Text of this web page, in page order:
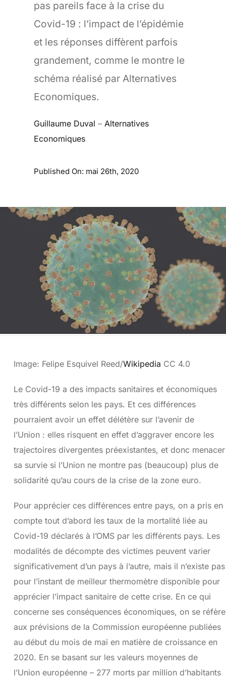
pas pareils face à la crise du
Covid-19 : l’impact de l’épidémie
et les réponses diffèrent parfois
grandement, comme le montre le
schéma réalisé par Alternatives
Economiques.
Guillaume Duval – Alternatives
Economiques
Published On: mai 26th, 2020
Image: Felipe Esquivel Reed/Wikipedia CC 4.0
Le Covid-19 a des impacts sanitaires et économiques
très différents selon les pays. Et ces différences
pourraient avoir un effet délétère sur l’avenir de
l’Union : elles risquent en effet d’aggraver encore les
trajectoires divergentes préexistantes, et donc menacer
sa survie si l’Union ne montre pas (beaucoup) plus de
solidarité qu’au cours de la crise de la zone euro.
Pour apprécier ces différences entre pays, on a pris en
compte tout d’abord les taux de la mortalité liée au
Covid-19 déclarés à l’OMS par les différents pays. Les
modalités de décompte des victimes peuvent varier
significativement d’un pays à l’autre, mais il n’existe pas
pour l’instant de meilleur thermomètre disponible pour
apprécier l’impact sanitaire de cette crise. En ce qui
concerne ses conséquences économiques, on se réfère
aux prévisions de la Commission européenne publiées
au début du mois de mai en matière de croissance en
2020. En se basant sur les valeurs moyennes de
l’Union européenne – 277 morts par million d’habitants